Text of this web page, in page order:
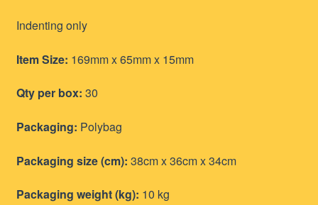
Indenting only
Item Size: 169mm x 65mm x 15mm
Qty per box: 30
Packaging: Polybag
Packaging size (cm): 38cm x 36cm x 34cm
Packaging weight (kg): 10 kg